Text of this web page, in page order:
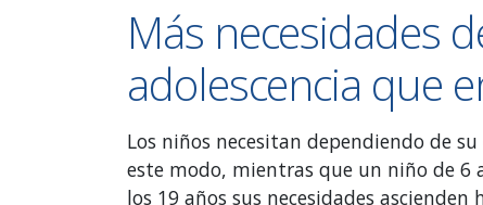
Más necesidades
adolescencia que
Los niños necesitan dependiendo de
este modo, mientras que un niño de 6
los 19 años sus necesidades